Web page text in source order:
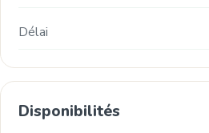
Délai
Disponibilités